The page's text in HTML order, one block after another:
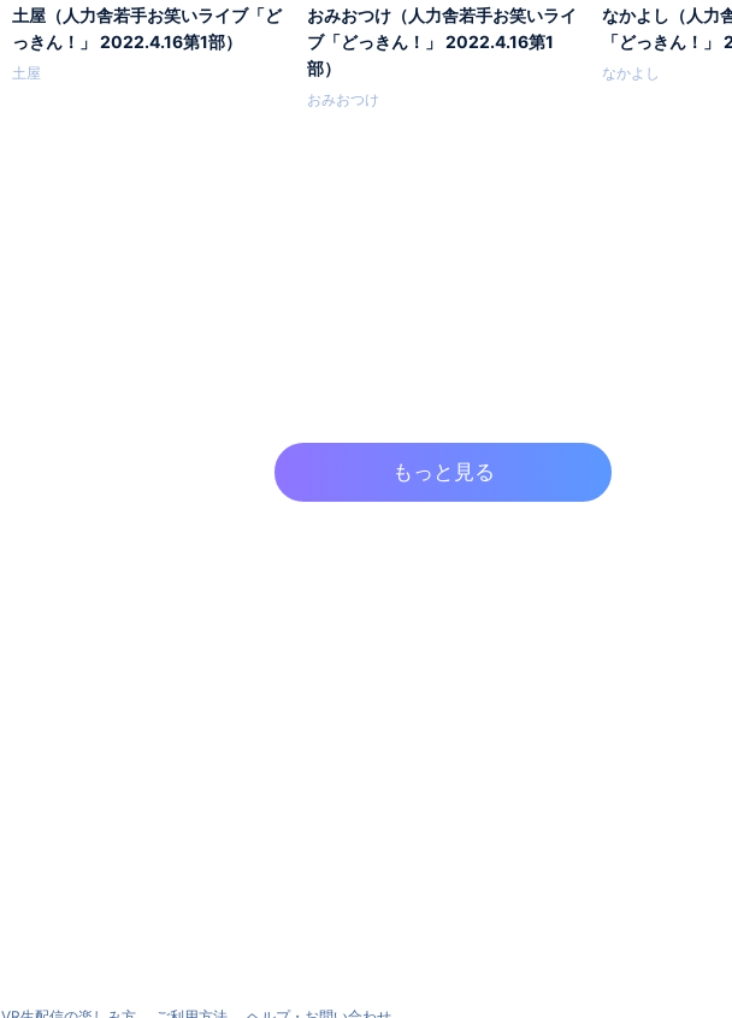
土屋（人力舎若手お笑いライブ「ど
っきん！」 2022.4.16第1部）
土屋
おみおつけ（人力舎若手お笑いライ
ブ「どっきん！」 2022.4.16第1
部）
おみおつけ
なかよし（人力
「どっきん！」
なかよし
もっと見る